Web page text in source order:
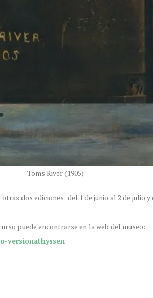
Toms River (1905)
dos ediciones: del 1 de junio al 2 de julio
puede encontrarse en la web del museo:
versionathyssen